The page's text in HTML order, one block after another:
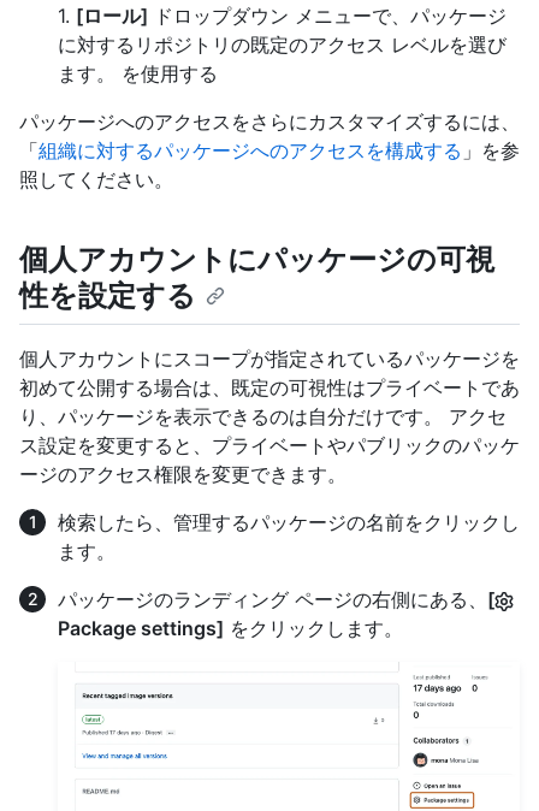
1. [ロール] ドロップダウン メニューで、パッケージ
に対するリポジトリの既定のアクセス レベルを選び
ます。 を使用する
パッケージへのアクセスをさらにカスタマイズするには、
「組織に対するパッケージへのアクセスを構成する 」を参
照してください。
個人アカウントにパッケージの可視
性を設定する
個人アカウントにスコープが指定されているパッケージを
初めて公開する場合は、既定の可視性はプライベートであ
り、パッケージを表示できるのは自分だけです。 アクセ
ス設定を変更すると、プライベートやパブリックのパッケ
ージのアクセス権限を変更できます。
検索したら、管理するパッケージの名前をクリックし
ます。
パッケージのランディング ページの右側にある、 [
Package settings] をクリックします。